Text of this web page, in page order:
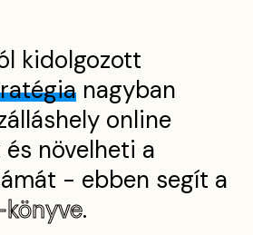
kidolgozott
nagyban
online
növelheti a
- ebben segít a
.